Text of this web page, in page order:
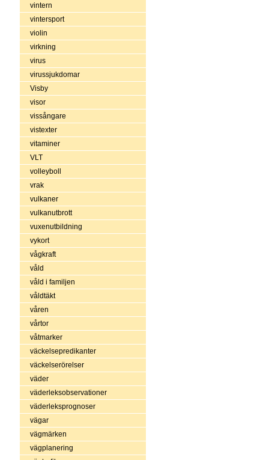
vintern
vintersport
violin
virkning
virus
virussjukdomar
Visby
visor
vissångare
vistexter
vitaminer
VLT
volleyboll
vrak
vulkaner
vulkanutbrott
vuxenutbildning
vykort
vågkraft
våld
våld i familjen
våldtäkt
våren
vårtor
våtmarker
väckelsepredikanter
väckelserörelser
väder
väderleksobservationer
väderleksprognoser
vägar
vägmärken
vägplanering